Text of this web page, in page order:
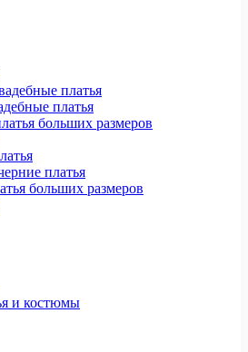
платья
платья
больших размеров
платья
больших размеров
и костюмы